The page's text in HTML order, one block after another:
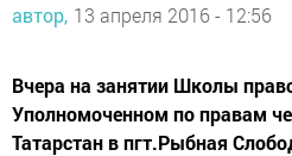
автор, 13 апреля 2016 - 12:56
Вчера на занятии Школы
Уполномоченном по правам
Татарстан в пгт.Рыбная